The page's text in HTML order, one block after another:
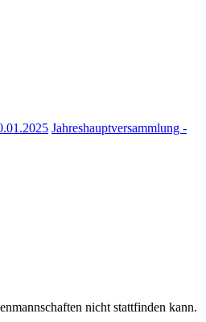
Jahreshauptversammlung -
nicht stattfinden kann.